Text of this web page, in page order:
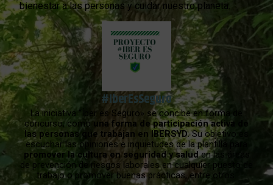
bienestar a las personas y cuidar nuestro planeta.
#IberEsSeguro
La iniciativa “Íber es Seguro» se concibe en forma de
concurso, como una forma de participación activa de
las personas que trabajan en IBERSYD. Su objetivo es
escuchar las opiniones e inquietudes de la plantilla para
promover la cultura en seguridad y saluden las áreas
de prevención de riesgos laborales en cualquier puesto de
trabajo o promover buenas prácticas, entre otros.